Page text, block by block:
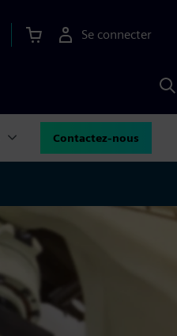
Se connecter
Contactez-nous